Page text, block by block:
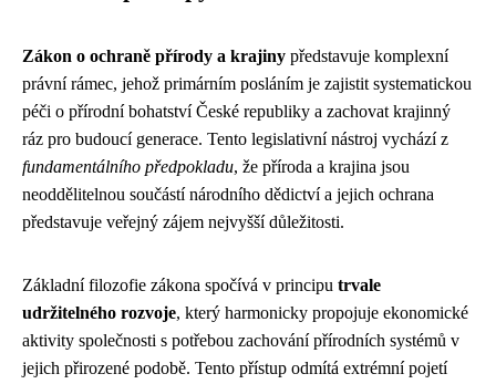
Zákon o ochraně přírody a krajiny představuje komplexní
právní rámec, jehož primárním posláním je zajistit systematickou
péči o přírodní bohatství České republiky a zachovat krajinný
ráz pro budoucí generace. Tento legislativní nástroj vychází z
fundamentálního předpokladu, že příroda a krajina jsou
neoddělitelnou součástí národního dědictví a jejich ochrana
představuje veřejný zájem nejvyšší důležitosti.
Základní filozofie zákona spočívá v principu trvale
udržitelného rozvoje, který harmonicky propojuje ekonomické
aktivity společnosti s potřebou zachování přírodních systémů v
jejich přirozené podobě. Tento přístup odmítá extrémní pojetí